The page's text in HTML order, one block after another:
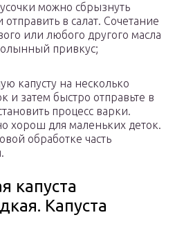
можно сбрызнуть
в салат. Сочетание
или любого другого масла
привкус;
капусту на несколько
и затем быстро отправьте в
процесс варки.
хорош для маленьких деток.
обработке часть
капуста
Капуста